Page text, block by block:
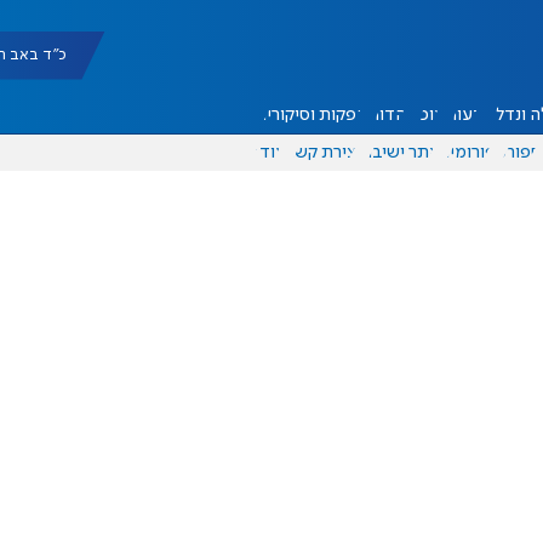
כ"ד באב תשפ"ו
ונדל"ן דעות אוכל יהדות הפקות וסיקורים
ספורט פורומים אתר ישיבה יצירת קשר עוד